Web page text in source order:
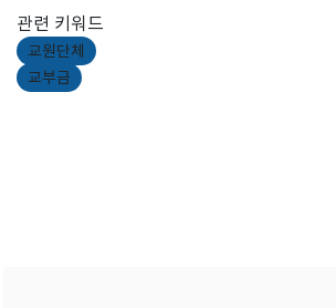
관련 키워드
교원단체
교부금